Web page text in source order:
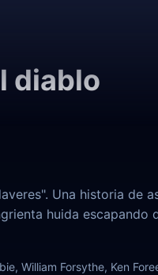
diablo
Una historia de
huida escapando
William Forsythe, Ken